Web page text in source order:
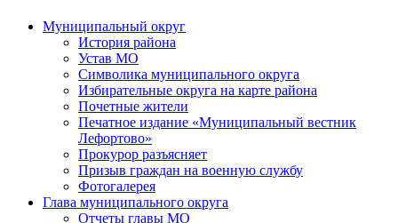
Муниципальный округ
История района
Устав МО
Символика муниципального округа
Избирательные округа на карте района
Почетные жители
Печатное издание «Муниципальный вестник
Лефортово»
Прокурор разъясняет
Призыв граждан на военную службу
Фотогалерея
Глава муниципального округа
Отчеты главы МО